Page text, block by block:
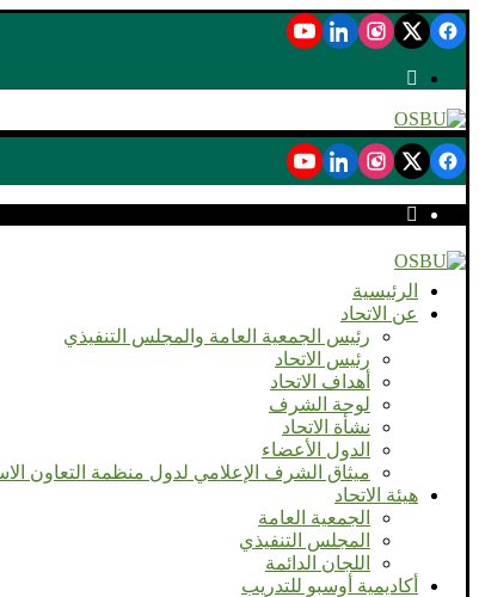
الرئيسية
عن الاتحاد
رئيس الجمعية العامة والمجلس التنفيذي
رئيس الاتحاد
أهداف الاتحاد
لوحة الشرف
نشأة الاتحاد
الدول الأعضاء
ميثاق الشرف الإعلامي لدول منظمة التعاون
هيئة الاتحاد
الجمعية العامة
المجلس التنفيذي
اللجان الدائمة
أكاديمية أوسبو للتدريب